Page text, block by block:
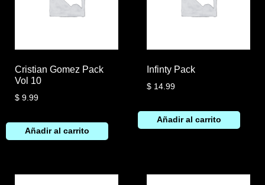
Cristian Gomez Pack
Vol 10
$ 9.99
Añadir al carrito
Infinty Pack
$14.99
Añadir al carrito